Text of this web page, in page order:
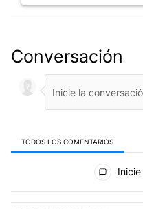
Conversación
TODOS LOS COMENTARIOS
Todos los